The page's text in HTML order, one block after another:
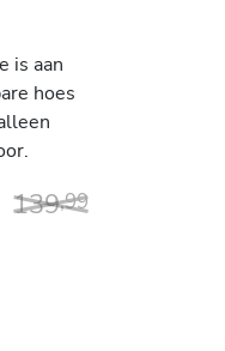
is aan
hoes
139,99